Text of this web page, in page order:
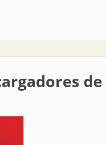
mecánica y rendimiento